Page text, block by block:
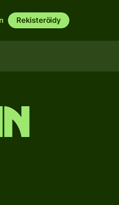
Rekisteröidy